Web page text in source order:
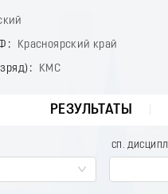
Красноярский край
КМС
РЕЗУЛЬТАТЫ
СП.